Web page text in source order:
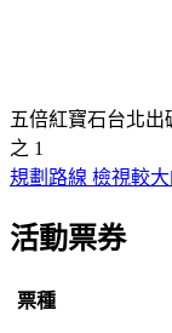
五倍紅寶石台北出
之 1
規劃路線 檢視較大
活動票券
票種